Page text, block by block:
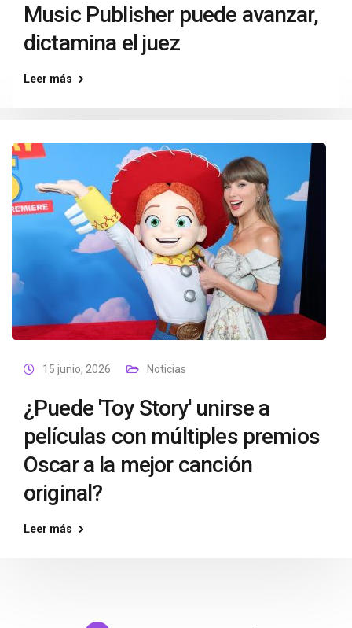
Music Publisher puede avanzar,
dictamina el juez
Leer más
15 junio, 2026 Noticias
¿Puede 'Toy Story' unirse a
películas con múltiples premios
Oscar a la mejor canción
original?
Leer más